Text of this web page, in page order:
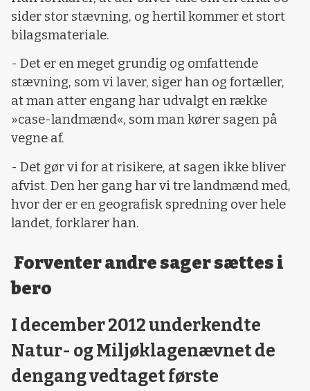
sider stor stævning, og hertil kommer et stort
bilagsmateriale.
- Det er en meget grundig og omfattende
stævning, som vi laver, siger han og fortæller,
at man atter engang har udvalgt en række
»case-landmænd«, som man kører sagen på
vegne af.
- Det gør vi for at risikere, at sagen ikke bliver
afvist. Den her gang har vi tre landmænd med,
hvor der er en geografisk spredning over hele
landet, forklarer han.
Forventer andre sager sættes i
bero
I december 2012 underkendte
Natur- og Miljøklagenævnet de
dengang vedtaget første